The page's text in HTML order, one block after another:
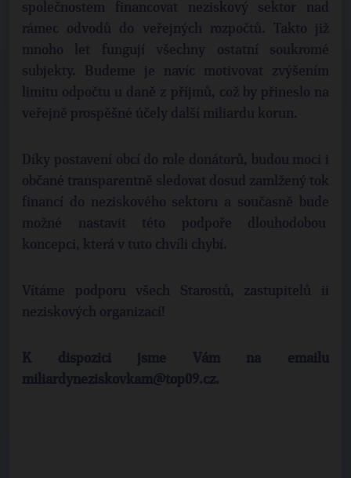
společnostem financovat neziskový sektor nad
rámec odvodů do veřejných rozpočtů. Takto již
mnoho let fungují všechny ostatní soukromé
subjekty. Budeme je navíc motivovat zvýšením
limitu odpočtu u daně z příjmů, což by přineslo na
veřejně prospěšné účely další miliardu korun.
Díky postavení obcí do role donátorů, budou moci i
občané transparentně sledovat dosud zamlžený tok
financí do neziskového sektoru a současně bude
možné nastavit této podpoře dlouhodobou
koncepci, která v tuto chvíli chybí.
Vítáme podporu všech Starostů, zastupitelů ii
neziskových organizací!
K dispozici jsme Vám na emailu
miliardyneziskovkam@top09.cz.